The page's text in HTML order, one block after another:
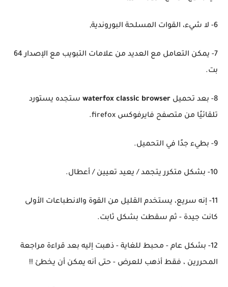
6- لا شيء، القوات المسلحة البوروندية,
7- يمكن التعامل مع العديد من علامات التبويب مع الإصدار 64
بت.
8- بعد تحميل waterfox classic browser ستجده يستورد
تلقائيًا من متصفح فايرفوكس firefox.
9- بطيء جدًا في التحميل.
10- بشكل متكرر يتجمد / يعيد تعيين / أعطال.
11- إنه سريع، يستخدم القليل من القوة والانطباعات الأولى
كانت جيدة - ثم سقطت بشكل ثابت.
12- بشكل عام - محبط للغاية - ذهبت إليه بعد قراءة مراجعة
المحررين ، فقط أذهب للعرض - حتى أنه يمكن أن يخطئ !!